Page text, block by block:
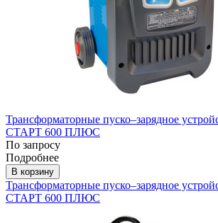
Трансформаторные пуско–зарядное
СТАРТ 600 ПЛЮС
По запросу
Подробнее
В корзину
Трансформаторные пуско–зарядное
СТАРТ 600 ПЛЮС